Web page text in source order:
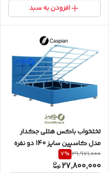
افزودن به سبد
تختخواب باکس هتلی جکدار
مدل کاسپین سایز 140 دو نفره
به همراه تاج مربعی
29,971,000
7%
27,800,000